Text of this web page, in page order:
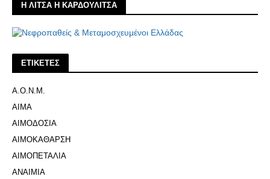
Η ΛΙΤΣΑ Η ΚΑΡΔΟΥΛΙΤΣΑ
ΕΤΙΚΕΤΕΣ
Α.Ο.Ν.Μ.
ΑΙΜΑ
ΑΙΜΟΔΟΣΙΑ
ΑΙΜΟΚΑΘΑΡΣΗ
ΑΙΜΟΠΕΤΑΛΙΑ
ΑΝΑΙΜΙΑ